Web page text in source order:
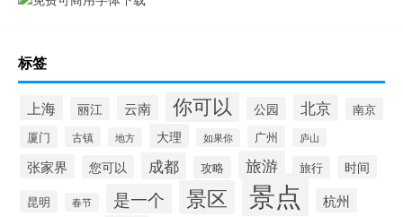
标签
上海 丽江 云南 你可以 公园 北京
南京
厦门
古镇 地方 大理 如果你 广州 庐山
张家界 您可以 成都 攻略 旅游 旅行 时间
昆明 春节 是一个 景区 景点 杭州